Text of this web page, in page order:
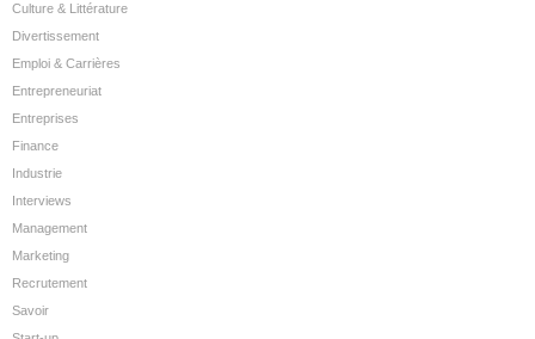
Culture & Littérature
Divertissement
Emploi & Carrières
Entrepreneuriat
Entreprises
Finance
Industrie
Interviews
Management
Marketing
Recrutement
Savoir